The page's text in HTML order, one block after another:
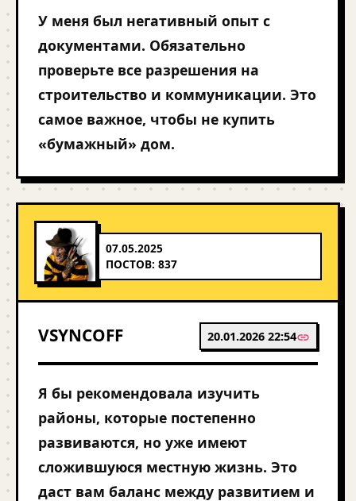
У меня был негативный опыт с
документами. Обязательно
проверьте все разрешения на
строительство и коммуникации. Это
самое важное, чтобы не купить
«бумажный» дом.
07.05.2025
ПОСТОВ: 837
VSYNCOFF 20.01.2026 22:54
Я бы рекомендовала изучить
районы, которые постепенно
развиваются, но уже имеют
сложившуюся местную жизнь. Это
даст вам баланс между развитием и